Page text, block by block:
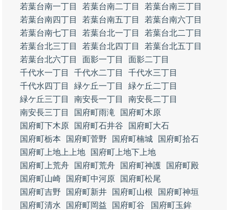
若葉台南一丁目
若葉台南二丁目
若葉台南三丁目
若葉台南四丁目
若葉台南五丁目
若葉台南六丁目
若葉台南七丁目
若葉台北一丁目
若葉台北二丁目
若葉台北三丁目
若葉台北四丁目
若葉台北五丁目
若葉台北六丁目
面影一丁目
面影二丁目
千代水一丁目
千代水二丁目
千代水三丁目
千代水四丁目
緑ケ丘一丁目
緑ケ丘二丁目
緑ケ丘三丁目
南安長一丁目
南安長二丁目
南安長三丁目
国府町雨滝
国府町木原
国府町下木原
国府町石井谷
国府町大石
国府町栃本
国府町菅野 国府町楠城
国府町拾石
国府町上地上上地
国府町上地下上地
国府町上荒舟
国府町荒舟 国府町神護
国府町殿
国府町山崎
国府町中河原
国府町松尾
国府町吉野
国府町新井 国府町山根
国府町神垣
国府町清水
国府町岡益 国府町谷
国府町玉鉾